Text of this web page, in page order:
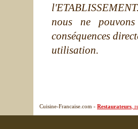
nous ne
conséquences
utilisation.
Cuisine-Francaise.com - Restaurateurs ,